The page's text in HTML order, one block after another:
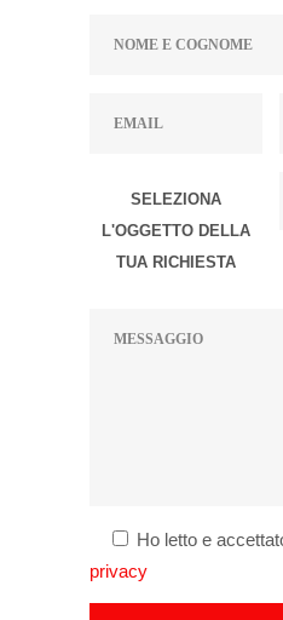
SELEZIONA
L'OGGETTO DELLA
TUA RICHIESTA
Ho letto e
privacy